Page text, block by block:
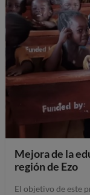
Mejora de la
región de Ezo
El objetivo de este